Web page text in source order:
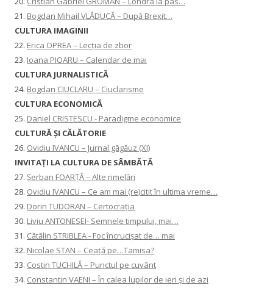
21. Bogdan Mihail VLĂDUCĂ – După Brexit…
CULTURA IMAGINII
22. Erica OPREA – Lecția de zbor
23. Ioana PIOARU – Calendar de mai
CULTURA JURNALISTICĂ
24. Bogdan CIUCLARU – Ciuclarisme
CULTURA ECONOMICĂ
25. Daniel CRISTESCU - Paradigme economice
CULTURĂ ȘI CĂLĂTORIE
26. Ovidiu IVANCU – Jurnal găgăuz (XI)
INVITAŢI LA CULTURA DE SÂMBĂTĂ
27. Șerban FOARȚĂ – Alte rimelări
28. Ovidiu IVANCU – Ce am mai (re)citit în ultima vreme…
29. Dorin TUDORAN – Certocrația
30. Liviu ANTONESEI- Semnele timpului, mai…
31. Cătălin STRIBLEA - Foc încrucișat de… mai
32. Nicolae STAN – Ceață pe…Tamisa?
33. Costin TUCHILĂ – Punctul pe cuvânt
34. Constantin VAENI – În calea lupilor de ieri și de azi